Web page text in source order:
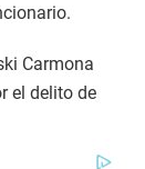
Carmona
el delito de